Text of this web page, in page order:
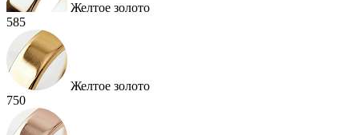
Желтое золото
585
Желтое золото
750